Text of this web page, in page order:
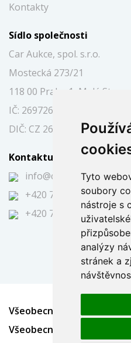
Tyto
soubory
nástroje s
analýzy
stránek a
Kontakty
Sídlo společnosti
Car Aukce, spol. s.r.o.
Mostecká 273/21
118 00 Praha 1, Malá Strana
IČ: 26972697
DIČ: CZ 26972697
Kontaktujte nás
info@caraukce.cz
+420 724 344 591
+420 725 394 751
Všeobecné obchodní
Všeobecné obchodní